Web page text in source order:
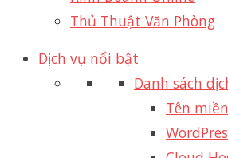
Thủ Thuật Văn Phòng
Dịch vụ nổi bật
Danh sách
Tên miền